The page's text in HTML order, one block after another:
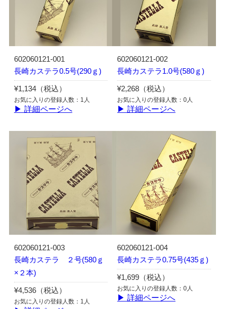
602060121-001
長崎カステラ0.5号(290ｇ)
¥1,134（税込）
お気に入りの登録人数：1人
▶ 詳細ページへ
602060121-002
長崎カステラ1.0号(580ｇ)
¥2,268（税込）
お気に入りの登録人数：0人
▶ 詳細ページへ
602060121-003
長崎カステラ ２号(580ｇ
×２本)
¥4,536（税込）
お気に入りの登録人数：1人
602060121-004
長崎カステラ0.75号(435ｇ)
¥1,699（税込）
お気に入りの登録人数：0人
▶ 詳細ページへ